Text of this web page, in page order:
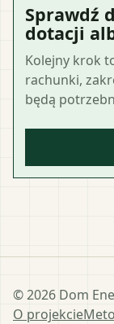
Sprawdź
dotacji
Kolejny krok
rachunki,
będą
©2026 Dom
O projekcie